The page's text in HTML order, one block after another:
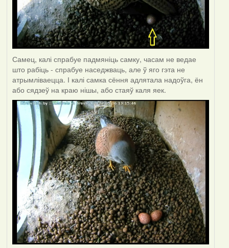
Самец, калі спрабуе падмяніць самку, часам не ведае
што рабіць - спрабуе наседжваць, але ў яго гэта не
атрымліваецца. І калі самка сёння адлятала надоўга, ён
або сядзеў на краю нішы, або стаяў каля яек.